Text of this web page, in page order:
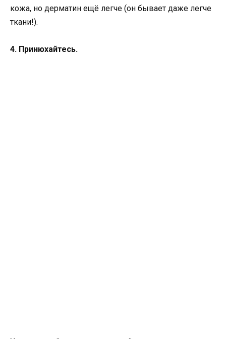
кожа, но дерматин ещё легче (он бывает даже легче
ткани!).
4. Принюхайтесь.